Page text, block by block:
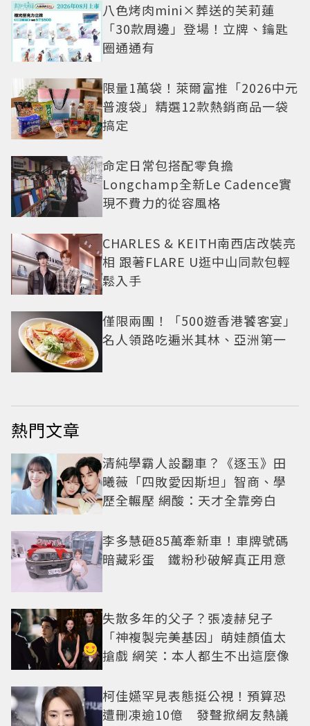
八色烤肉mini×葬送的芙莉蓮
「30款周邊」登場！立牌、鑰匙
圈通通有
限量1萬袋！萊爾富推「2026中元
普渡袋」精選12款熱銷商品一袋
搞定
命定日常包搭配零負擔
Longchamp全新Le Cadence實
現不費力的從容風格
CHARLES & KEITH南西店改裝亮
相 跟著FLARE U逛中山同款包輕
鬆入手
僅限兩團！「500遊香港饕客宴」
名人領路吃遍米其林、亞洲第一
熱門文章
清純學霸人設翻車？《逐玉》田
曦薇「四敗愛因斯坦」智商、學
歷全輾壓 網酸：天才全靠旁白
李多慧砸85萬牽新車！車牌號碼
暗藏彩蛋 鐵粉秒破解真正用意
失散多年的父子？張凌赫兒子
「神複製完美基因」萌娃顏值太
搶戲 網笑：本人都生不出這麼像
柯佳嬿罕見表態挺公視！預算恐
遭刪凍逾10億 發聲掀網友熱議